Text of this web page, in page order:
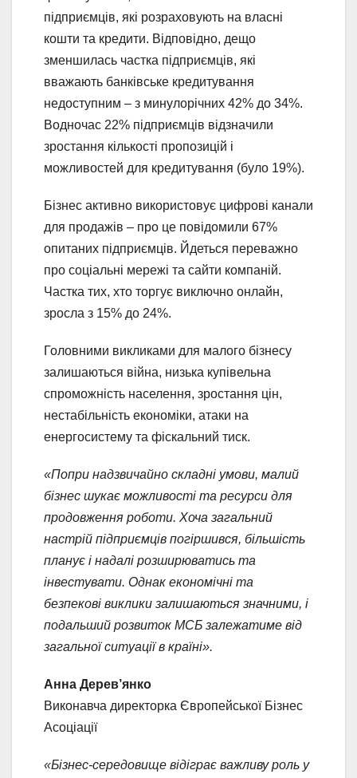
підприємців, які розраховують на власні
кошти та кредити. Відповідно, дещо
зменшилась частка підприємців, які
вважають банківське кредитування
недоступним – з минулорічних 42% до 34%.
Водночас 22% підприємців відзначили
зростання кількості пропозицій і
можливостей для кредитування (було 19%).
Бізнес активно використовує цифрові канали
для продажів – про це повідомили 67%
опитаних підприємців. Йдеться переважно
про соціальні мережі та сайти компаній.
Частка тих, хто торгує виключно онлайн,
зросла з 15% до 24%.
Головними викликами для малого бізнесу
залишаються війна, низька купівельна
спроможність населення, зростання цін,
нестабільність економіки, атаки на
енергосистему та фіскальний тиск.
«Попри надзвичайно складні умови, малий
бізнес шукає можливості та ресурси для
продовження роботи. Хоча загальний
настрій підприємців погіршився, більшість
планує і надалі розширюватись та
інвестувати. Однак економічні та
безпекові виклики залишаються значними, і
подальший розвиток МСБ залежатиме від
загальної ситуації в країні».
Анна Дерев’янко
Виконавча директорка Європейської Бізнес
Асоціації
«Бізнес-середовище відіграє важливу роль у